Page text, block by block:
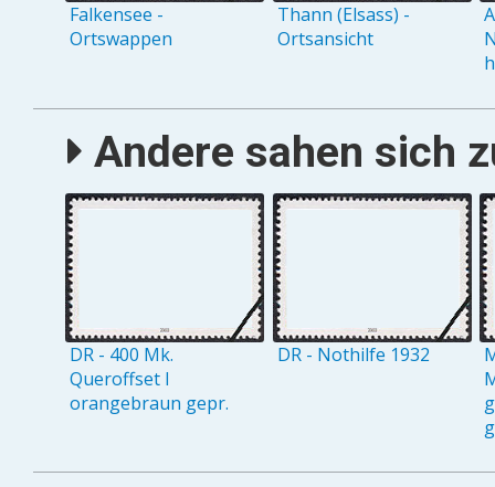
Falkensee -
Ortswappen
Thann (Elsass) -
Ortsansicht
Andere sahen sich
DR - 400 Mk.
Queroffset I
orangebraun gepr.
DR - Nothilfe 1932